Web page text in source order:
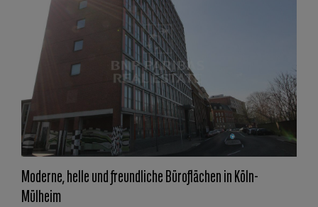
Moderne, helle und freundliche Büroflächen in Köln-
Mülheim